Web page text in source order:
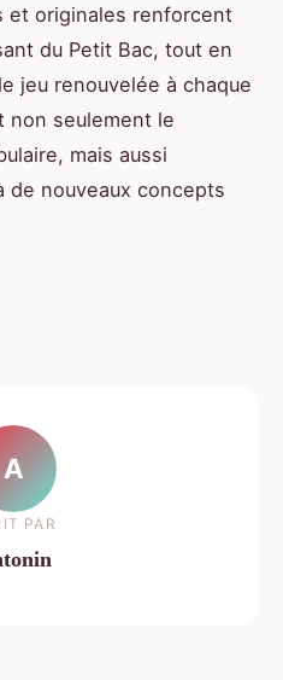
et originales renforcent
du Petit Bac, tout en
jeu renouvelée à chaque
non seulement le
mais aussi
de nouveaux concepts
A
PAR